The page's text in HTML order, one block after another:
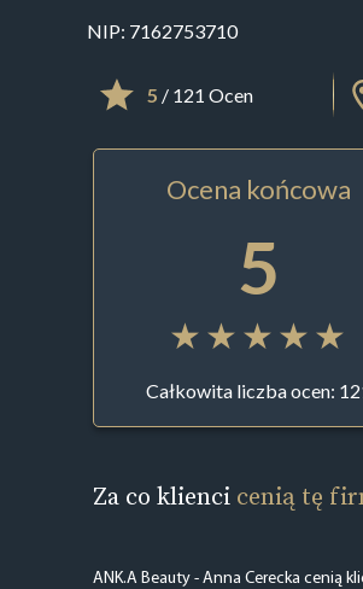
NIP: 7162753710
5 / 121 Ocen
Ocena końcowa
5
Całkowita liczba ocen:
Za co klienci cenią tę
ANK.A Beauty - Anna Cerecka cenią